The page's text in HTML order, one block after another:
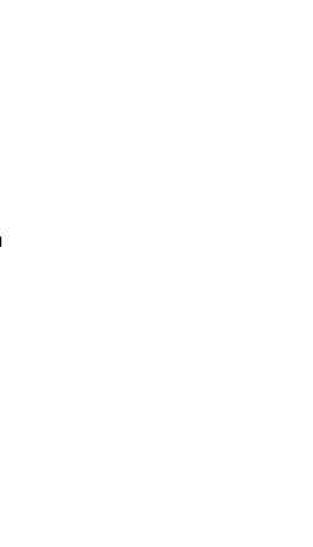
DigiPro
бесщеточным двигателем.
при этом экологичен и
Greenworks
60V, совместимых с
высокой мощностью и подойдет